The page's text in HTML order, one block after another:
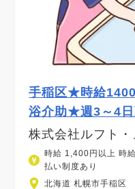
手稲区★時給
浴介助★週3～4
株式会社ルフト
時給 1,400円以上 時
払い制度あり
北海道 札幌市手稲区